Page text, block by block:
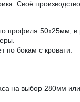
Своё
профиля 50х25мм,
по бокам с кровати.
на выбор 280мм